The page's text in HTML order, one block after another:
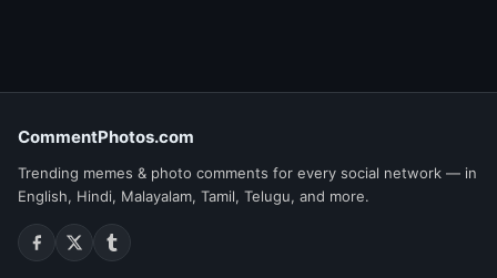
CommentPhotos.com
Trending memes & photo comments for every social network — in
English, Hindi, Malayalam, Tamil, Telugu, and more.